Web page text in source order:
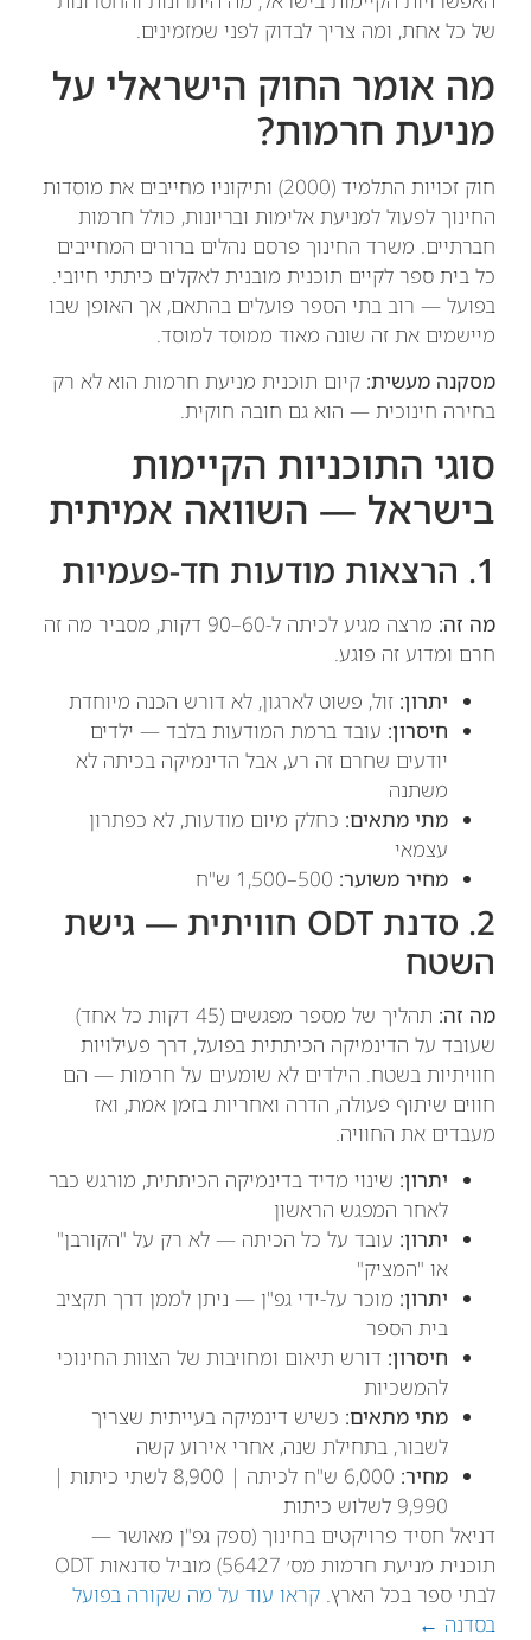
של כל אחת, ומה צריך לבדוק לפני שמזמינים.
מה אומר החוק הישראלי על
מניעת חרמות?
חוק זכויות התלמיד (2000) ותיקוניו מחייבים את מוסדות
החינוך לפעול למניעת אלימות ובריונות, כולל חרמות
חברתיים. משרד החינוך פרסם נהלים ברורים המחייבים
כל בית ספר לקיים תוכנית מובנית לאקלים כיתתי חיובי.
בפועל — רוב בתי הספר פועלים בהתאם, אך האופן שבו
מיישמים את זה שונה מאוד ממוסד למוסד.
מסקנה מעשית: קיום תוכנית מניעת חרמות הוא לא רק
בחירה חינוכית — הוא גם חובה חוקית.
סוגי התוכניות הקיימות
בישראל — השוואה אמיתית
1. הרצאות מודעות חד-פעמיות
מה זה:
מרצה מגיע לכיתה ל-60–90 דקות, מסביר מה זה
חרם ומדוע זה פוגע.
יתרון: זול, פשוט לארגון, לא דורש הכנה מיוחדת
חיסרון: עובד ברמת המודעות בלבד — ילדים
יודעים שחרם זה רע, אבל הדינמיקה בכיתה לא
משתנה
מתי מתאים: כחלק מיום מודעות, לא כפתרון
עצמאי
מחיר משוער:
2. סדנת ODT חוויתית — גישת
השטח
מה זה:
תהליך של מספר מפגשים (45 דקות כל אחד)
שעובד על הדינמיקה הכיתתית בפועל, דרך פעילויות
חוויתיות בשטח. הילדים לא שומעים על חרמות — הם
חווים שיתוף פעולה, הדרה ואחריות בזמן אמת, ואז
מעבדים את החוויה.
יתרון: שינוי מדיד בדינמיקה הכיתתית, מורגש כבר
לאחר המפגש הראשון
יתרון: עובד על כל הכיתה — לא רק על "הקורבן"
או "המציק"
יתרון: מוכר על-ידי גפ"ן — ניתן לממן דרך תקציב
בית הספר
חיסרון: דורש תיאום ומחויבות של הצוות החינוכי
להמשכיות
מתי מתאים: כשיש דינמיקה בעייתית שצריך
לשבור, בתחילת שנה, אחרי אירוע קשה
מחיר:
6,000 ש"ח לכיתה | 8,900 לשתי כיתות |
9,990 לשלוש כיתות
דניאל חסיד פרויקטים בחינוך (ספק גפ"ן מאושר —
תוכנית מניעת חרמות מס׳ 56427) מוביל סדנאות ODT
לבתי ספר בכל הארץ. קראו עוד על מה שקורה בפועל
בסדנה ←